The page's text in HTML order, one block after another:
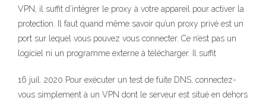
VPN, il suffit d’intégrer le proxy à votre appareil pour activer la
protection. Il faut quand même savoir qu’un proxy privé est un
port sur lequel vous pouvez vous connecter. Ce n’est pas un
logiciel ni un programme externe à télécharger. Il suffit
16 juil. 2020 Pour exécuter un test de fuite DNS, connectez-
vous simplement à un VPN dont le serveur est situé en dehors